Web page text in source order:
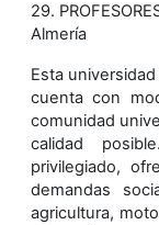
29.
Almería
Esta
cuenta con
comunidad
calidad
privilegiado,
demandas
agricultura,